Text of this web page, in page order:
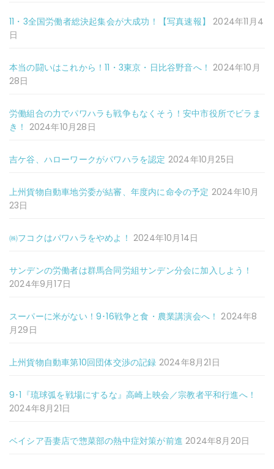
11・3全国労働者総決起集会が大成功！【写真速報】
2024年11月4
日
本当の闘いはこれから！11・3東京・日比谷野音へ！ 2024年10月
28日
労働組合の力でパワハラも戦争もなくそう！安中市役所でビラま
き！ 2024年10月28日
吉ケ谷、ハローワークがパワハラを認定 2024年10月25日
上州貨物自動車地労委が結審、年度内に命令の予定 2024年10月
23日
㈱フコクはパワハラをやめよ！ 2024年10月14日
サンデンの労働者は群馬合同労組サンデン分会に加入しよう！
2024年9月17日
スーパーに米がない！9･16戦争と食・農業講演会へ！ 2024年8
月29日
上州貨物自動車第10回団体交渉の記録 2024年8月21日
9･1『琉球弧を戦場にするな』高崎上映会／宗教者平和行進へ！
2024年8月21日
ベイシア吾妻店で惣菜部の熱中症対策が前進 2024年8月20日